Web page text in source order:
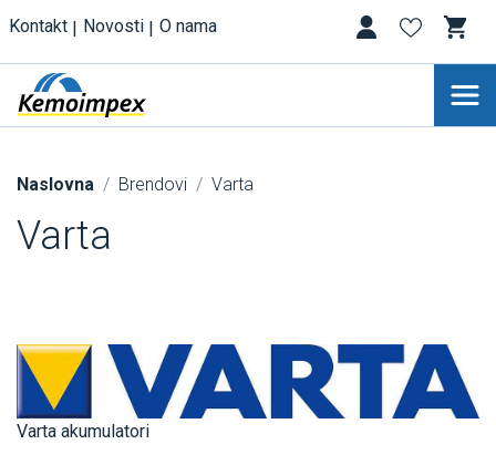
Kontakt Novosti O nama
Naslovna Brendovi Varta
Varta
Varta akumulatori